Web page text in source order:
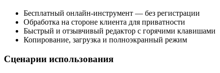
Бесплатный онлайн‑инструмент — без регистрации
Обработка на стороне клиента для приватности
Быстрый и отзывчивый редактор с горячими клавишами
Копирование, загрузка и полноэкранный режим
Сценарии использования